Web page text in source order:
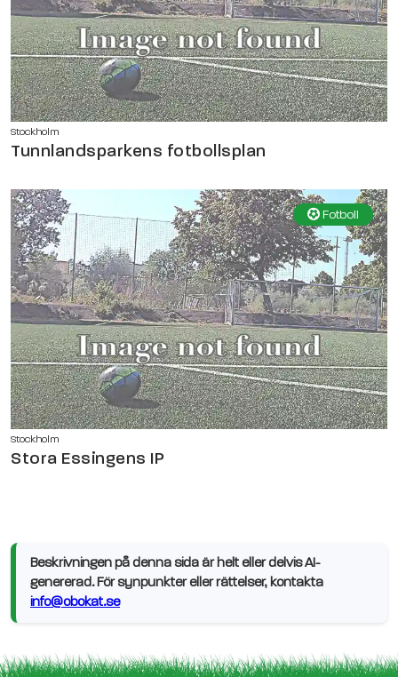
Stockholm
Tunnlandsparkens fotbollsplan
Fotboll
Stockholm
Stora Essingens IP
Beskrivningen på denna sida är helt eller delvis AI-
genererad. För synpunkter eller rättelser, kontakta
info@obokat.se